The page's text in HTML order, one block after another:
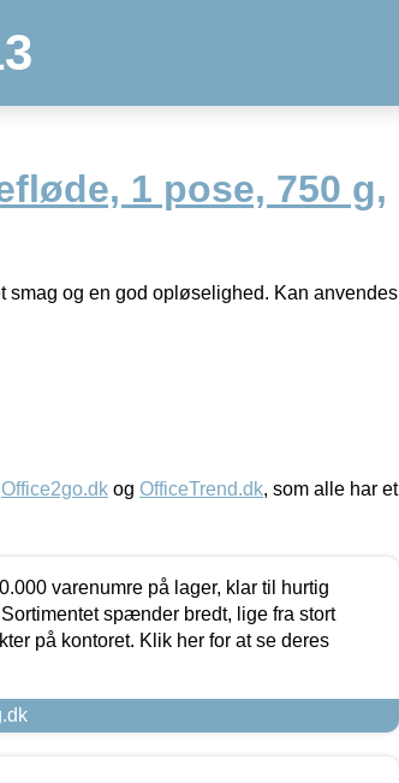
1 pose, 750 g,
smag og en god opløselighed. Kan anvendes
Office2go.dk og OfficeTrend.dk, som alle har et
varenumre på lager, klar til hurtig
spænder bredt, lige fra stort
på kontoret. Klik her for at se deres